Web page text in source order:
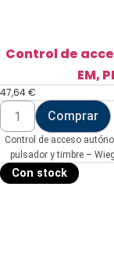
Control de
EM,
47,64€
Control
acceso
autónomo
Acceso
por
Comprar
Control de acceso
pulsador y timbre –
para gestión y
Con stock